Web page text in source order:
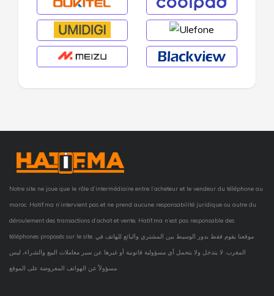
Notre site ne joue que le rôle d’intermédiaire entre l’acheteur et le vendeur du téléphone au
maroc. Hatif.ma n’intervient pas et ne prend aucune responsabilité juridique ou autre du
déroulement des transactions d’achat et vente, Hatif.ma n’est pas responsable des
téléphones proposés sur le site. موقعنا يقوم فقط بدور الوسيط بين المشتري والبائع للهاتف في
المغرب. لا يتدخل ولا يتحمل أي مسؤولية قانونية أو غيرها عن سير معاملات البيع والشراء، ليس